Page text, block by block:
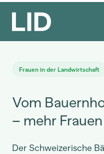
Frauen in der Landwirtschaft
Vom
– mehr
Der Schweizerische